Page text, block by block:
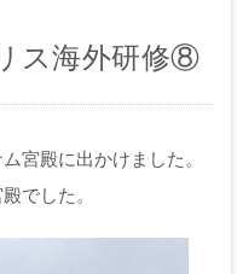
ス海外研修⑧
宮殿に出かけました。
でした。